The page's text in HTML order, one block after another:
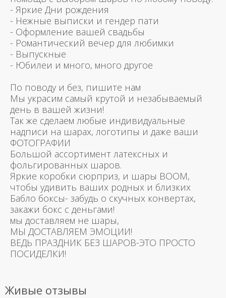
- Яркие Дни рождения
- Нежные выписки и гендер пати
- Оформление вашей свадьбы
- Романтический вечер для любимки
- Выпускные
- Юбилеи и много, много другое
По поводу и без, пишите нам
Мы украсим самый крутой и незабываемый
день в вашей жизни!
Так же сделаем любые индивидуальные
надписи на шарах, логотипы и даже ваши
ФОТОГРАФИИ
Большой ассортимент латексных и
фольгированных шаров.
Яркие коробки сюрприз, и шары BOOM,
чтобы удивить ваших родных и близких
Бабло боксы- забудь о скучных конвертах,
закажи бокс с деньгами!
мы доставляем не шары,
МЫ ДОСТАВЛЯЕМ ЭМОЦИИ!
ВЕДЬ ПРАЗДНИК БЕЗ ШАРОВ-ЭТО ПРОСТО
ПОСИДЕЛКИ!
Живые отзывы